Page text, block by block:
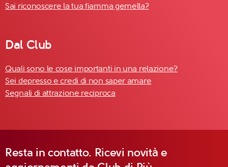
Sai riconoscere la tua fiamma gemella?
Dal Club
Quali sono le cose importanti in una relazione?
Sei depresso e credi di non saper amare
Segnali di attrazione reciproca
Resta in contatto. Ricevi novità e